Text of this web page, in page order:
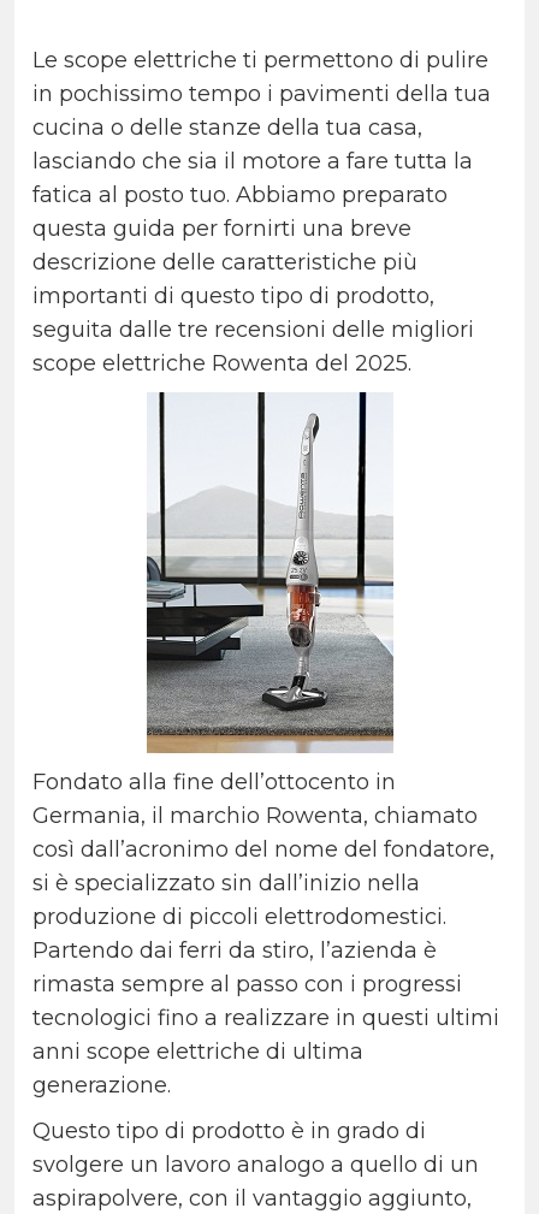
Le scope elettriche ti permettono di pulire
in pochissimo tempo i pavimenti della tua
cucina o delle stanze della tua casa,
lasciando che sia il motore a fare tutta la
fatica al posto tuo. Abbiamo preparato
questa guida per fornirti una breve
descrizione delle caratteristiche più
importanti di questo tipo di prodotto,
seguita dalle tre recensioni delle migliori
scope elettriche Rowenta del 2025.
Fondato alla fine dell’ottocento in
Germania, il marchio Rowenta, chiamato
così dall’acronimo del nome del fondatore,
si è specializzato sin dall’inizio nella
produzione di piccoli elettrodomestici.
Partendo dai ferri da stiro, l’azienda è
rimasta sempre al passo con i progressi
tecnologici fino a realizzare in questi ultimi
anni scope elettriche di ultima
generazione.
Questo tipo di prodotto è in grado di
svolgere un lavoro analogo a quello di un
aspirapolvere, con il vantaggio aggiunto,